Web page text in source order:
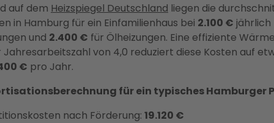
auf dem Heizspiegel Deutschland liegen die
in Hamburg für ein Einfamilienhaus bei 2.100 € jährlich
und 2.400 € für Ölheizungen. Eine effiziente
von 4,0 reduziert diese Kosten auf
€ pro Jahr.
für ein typisches Hamburger
nach Förderung: 19.120 €